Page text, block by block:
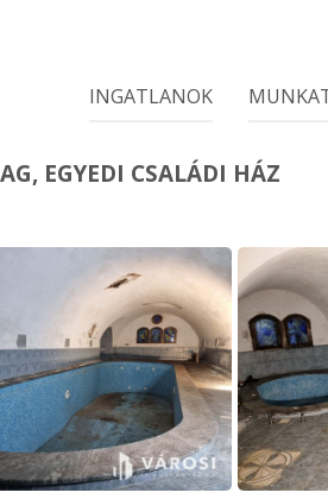
INGATLANOK
EGYEDI CSALÁDI HÁZ